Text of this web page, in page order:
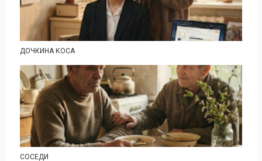
ДОЧКИНА КОСА
СОСЕДИ